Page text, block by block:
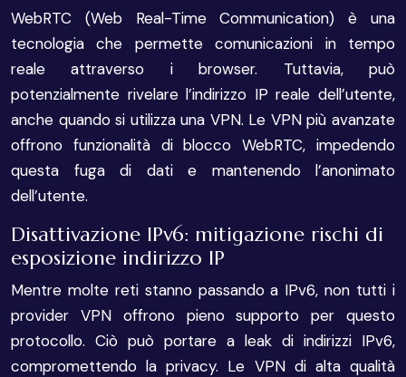
WebRTC (Web Real-Time Communication) è una
tecnologia che permette comunicazioni in tempo
reale attraverso i browser. Tuttavia, può
potenzialmente rivelare l’indirizzo IP reale dell’utente,
anche quando si utilizza una VPN. Le VPN più avanzate
offrono funzionalità di blocco WebRTC, impedendo
questa fuga di dati e mantenendo l’anonimato
dell’utente.
Disattivazione IPv6: mitigazione rischi di
esposizione indirizzo IP
Mentre molte reti stanno passando a IPv6, non tutti i
provider VPN offrono pieno supporto per questo
protocollo. Ciò può portare a leak di indirizzi IPv6,
compromettendo la privacy. Le VPN di alta qualità